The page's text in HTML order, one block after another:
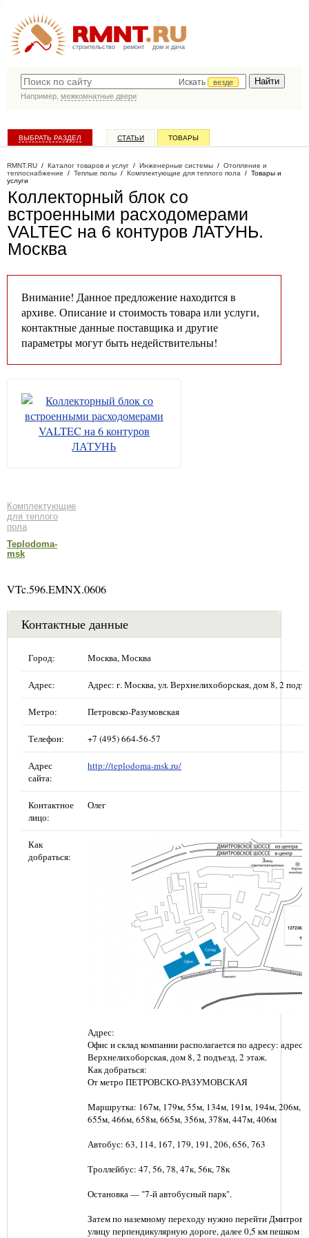
строительство ремонт дом и дача
Искать
везде
Например, межкомнатные двери
ВЫБРАТЬ РАЗДЕЛ СТАТЬИ ТОВАРЫ
RMNT.RU / Каталог товаров и услуг / Инженерные системы / Отопление и
теплоснабжение / Теплые полы / Комплектующие для теплого пола / Товары и
услуги
Коллекторный блок со
встроенными расходомерами
VALTEC на 6 контуров ЛАТУНЬ.
Москва
Внимание! Данное предложение находится в
архиве. Описание и стоимость товара или услуги,
контактные данные поставщика и другие
параметры могут быть недействительны!
Комплектующие
для теплого
пола
Teplodoma-
msk
VTc.596.EMNX.0606
Контактные данные
Город: Москва, Москва
Адрес: Адрес: г. Москва, ул. Верхнелихоборская, дом 8, 2
Метро: Петровско-Разумовская
Телефон: +7 (495) 664-56-57
Адрес
сайта:
http://teplodoma-msk.ru/
Контактное
лицо:
Олег
Как
добраться:
Адрес:
Офис и склад компании располагается по адресу: адрес:
Верхнелихоборская, дом 8, 2 подъезд, 2 этаж.
Как добраться:
От метро ПЕТРОВСКО-РАЗУМОВСКАЯ
Маршрутка: 167м, 179м, 55м, 134м, 191м, 194м, 206м,
655м, 466м, 658м, 665м, 356м, 378м, 447м, 406м
Автобус: 63, 114, 167, 179, 191, 206, 656, 763
Троллейбус: 47, 56, 78, 47к, 56к, 78к
Остановка — "7-й автобусный парк".
Затем по наземному переходу нужно перейти
улицу перпендикулярную дороге, далее 0,5 км пешком